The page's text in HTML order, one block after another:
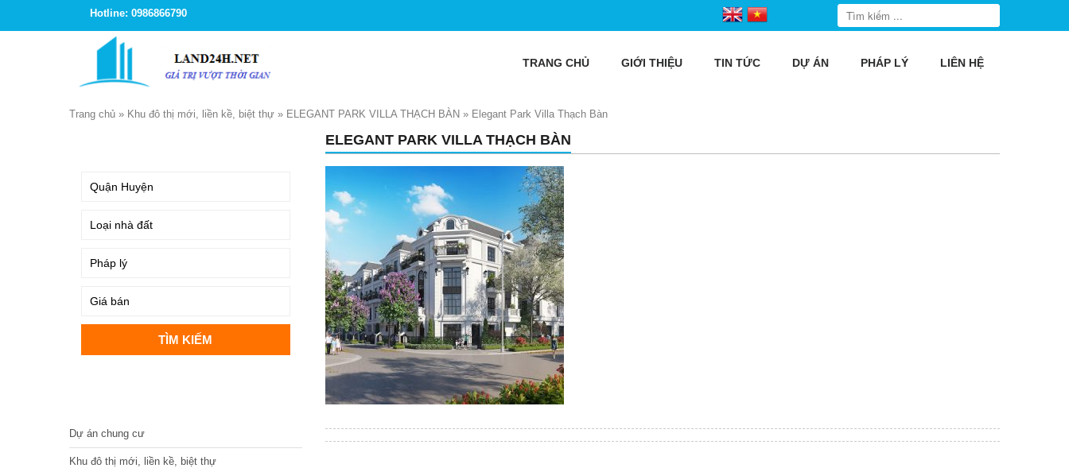
Hotline: 0986866790
TRANG CHỦ GIỚI THIỆU TIN TỨC DỰ ÁN PHÁP LÝ LIÊN HỆ
Trang chủ » Khu đô thị mới, liền kề, biệt thự » ELEGANT PARK VILLA THẠCH BÀN » Elegant Park Villa Thạch Bàn
ELEGANT PARK VILLA THẠCH BÀN
Dự án chung cư
Khu đô thị mới, liền kề, biệt thự